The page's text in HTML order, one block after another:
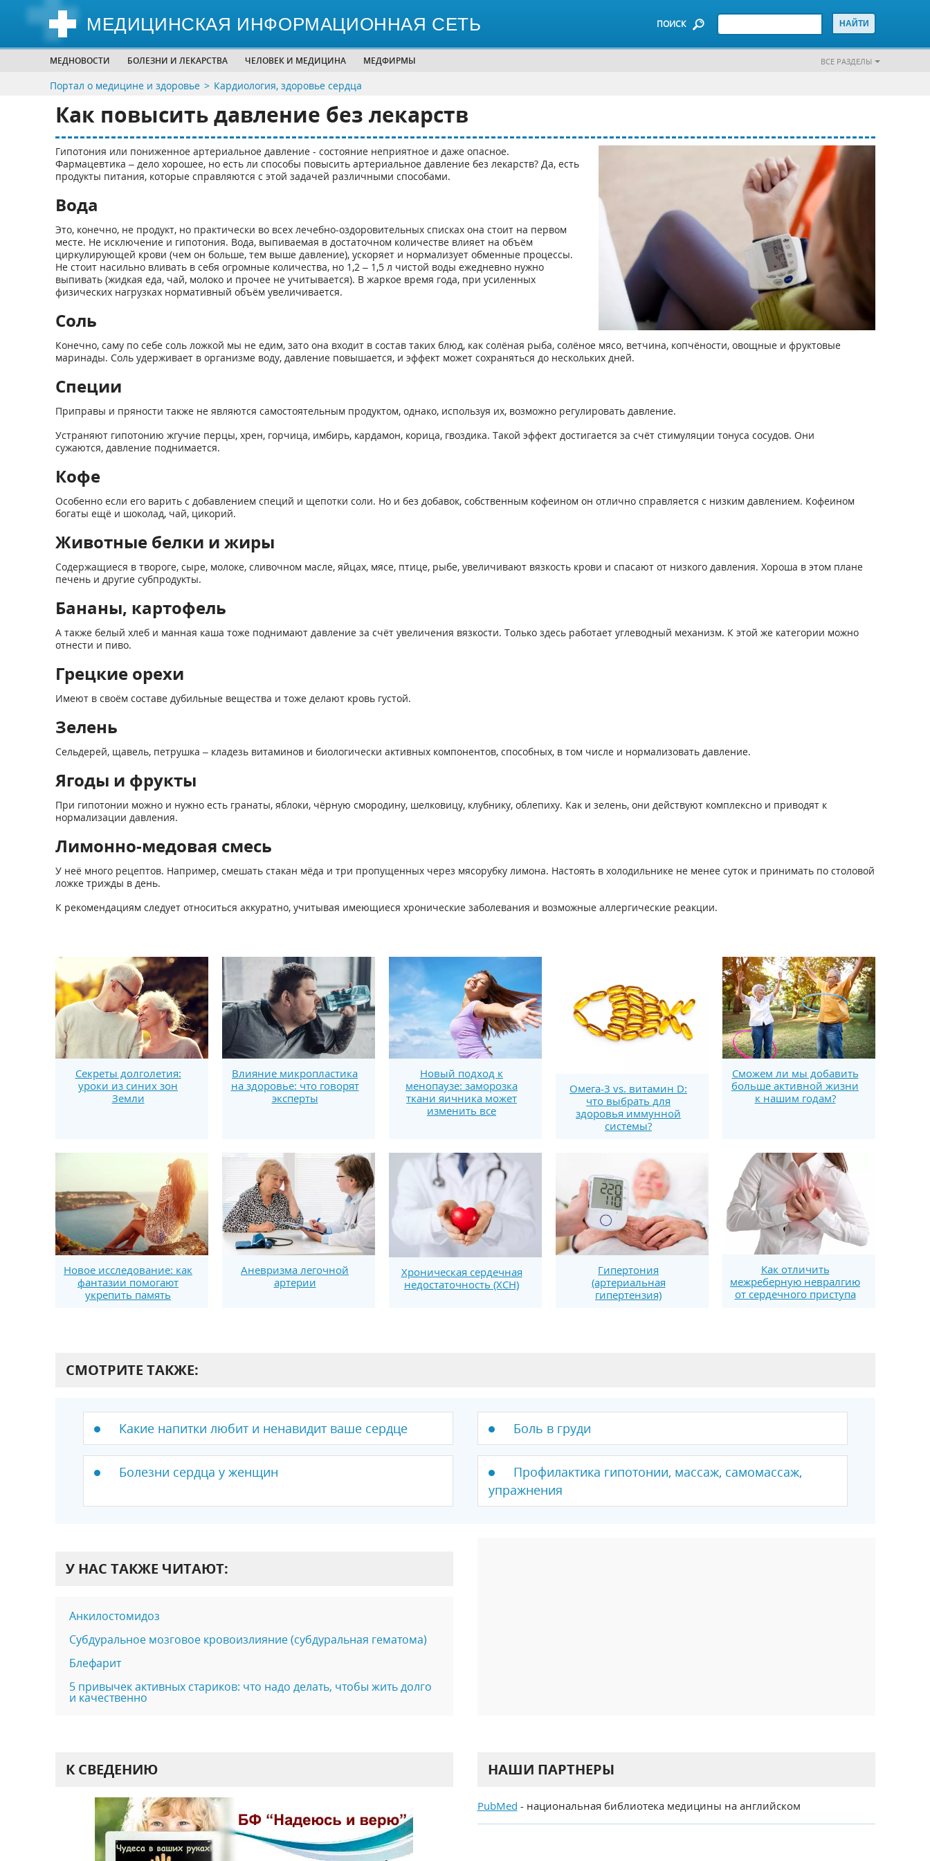
МЕДИЦИНСКАЯ ИНФОРМАЦИОННАЯ СЕТЬ ПОИСК
МЕДНОВОСТИ БОЛЕЗНИ И ЛЕКАРСТВА ЧЕЛОВЕК И МЕДИЦИНА МЕДФИРМЫ ВСЕ РАЗДЕЛЫ
Портал о медицине и здоровье Кардиология, здоровье сердца
Как повысить давление без лекарств
Гипотония или пониженное артериальное давление - состояние неприятное и даже опасное.
Фармацевтика – дело хорошее, но есть ли способы повысить артериальное давление без лекарств? Да, есть
продукты питания, которые справляются с этой задачей различными способами.
Вода
Это, конечно, не продукт, но практически во всех лечебно-оздоровительных списках она стоит на первом
месте. Не исключение и гипотония. Вода, выпиваемая в достаточном количестве влияет на объём
циркулирующей крови (чем он больше, тем выше давление), ускоряет и нормализует обменные процессы.
Не стоит насильно вливать в себя огромные количества, но 1,2 – 1,5 л чистой воды ежедневно нужно
выпивать (жидкая еда, чай, молоко и прочее не учитывается). В жаркое время года, при усиленных
физических нагрузках нормативный объём увеличивается.
Соль
Конечно, саму по себе соль ложкой мы не едим, зато она входит в состав таких блюд, как солёная рыба, солёное мясо, ветчина, копчёности, овощные и фруктовые
маринады. Соль удерживает в организме воду, давление повышается, и эффект может сохраняться до нескольких дней.
Специи
Приправы и пряности также не являются самостоятельным продуктом, однако, используя их, возможно регулировать давление.
Устраняют гипотонию жгучие перцы, хрен, горчица, имбирь, кардамон, корица, гвоздика. Такой эффект достигается за счёт стимуляции тонуса сосудов. Они
сужаются, давление поднимается.
Кофе
Особенно если его варить с добавлением специй и щепотки соли. Но и без добавок, собственным кофеином он отлично справляется с низким давлением. Кофеином
богаты ещё и шоколад, чай, цикорий.
Животные белки и жиры
Содержащиеся в твороге, сыре, молоке, сливочном масле, яйцах, мясе, птице, рыбе, увеличивают вязкость крови и спасают от низкого давления. Хороша в этом плане
печень и другие субпродукты.
Бананы, картофель
А также белый хлеб и манная каша тоже поднимают давление за счёт увеличения вязкости. Только здесь работает углеводный механизм. К этой же категории можно
отнести и пиво.
Грецкие орехи
Имеют в своём составе дубильные вещества и тоже делают кровь густой.
Зелень
Сельдерей, щавель, петрушка – кладезь витаминов и биологически активных компонентов, способных, в том числе и нормализовать давление.
Ягоды и фрукты
При гипотонии можно и нужно есть гранаты, яблоки, чёрную смородину, шелковицу, клубнику, облепиху. Как и зелень, они действуют комплексно и приводят к
нормализации давления.
Лимонно-медовая смесь
У неё много рецептов. Например, смешать стакан мёда и три пропущенных через мясорубку лимона. Настоять в холодильнике не менее суток и принимать по столовой
ложке трижды в день.
К рекомендациям следует относиться аккуратно, учитывая имеющиеся хронические заболевания и возможные аллергические реакции.
Секреты долголетия:
уроки из синих зон
Земли
Влияние микропластика
на здоровье: что говорят
эксперты
Новый подход к
менопаузе: заморозка
ткани яичника может
изменить все
Омега-3 vs. витамин D:
что выбрать для
здоровья иммунной
системы?
Сможем ли мы добавить
больше активной жизни
к нашим годам?
Новое исследование: как
фантазии помогают
укрепить память
Аневризма легочной
артерии
Хроническая сердечная
недостаточность (ХСН)
Гипертония
(артериальная
гипертензия)
Как отличить
межреберную невралгию
от сердечного приступа
СМОТРИТЕ ТАКЖЕ:
Какие напитки любит и ненавидит ваше сердце Боль в груди
Болезни сердца у женщин
Профилактика гипотонии, массаж, самомассаж,
упражнения
У НАС ТАКЖЕ ЧИТАЮТ:
Анкилостомидоз
Субдуральное мозговое кровоизлияние (субдуральная гематома)
Блефарит
5 привычек активных стариков: что надо делать, чтобы жить долго
и качественно
К СВЕДЕНИЮ НАШИ ПАРТНЕРЫ
PubMed - национальная библиотека медицины на английском